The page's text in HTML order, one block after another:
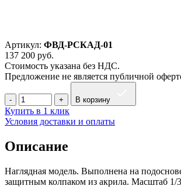
Артикул: ФВД-РСКАД-01
137 200 руб.
Стоимость указана без НДС.
Предложение не является публичной
В корзину
Купить в 1 клик
Условия доставки и оплаты
Описание
Наглядная модель. Выполнена на
защитным колпаком из акрила. Масштаб 1/